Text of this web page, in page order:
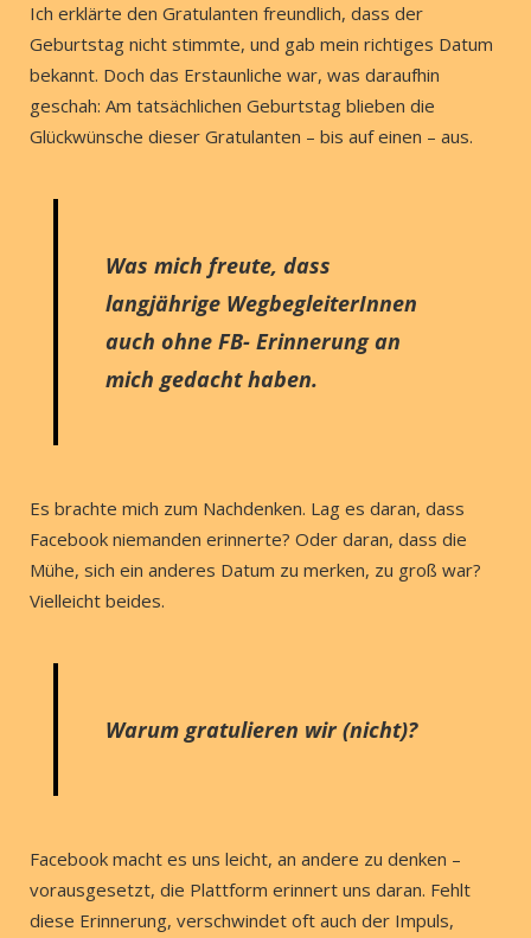
Ich erklärte den Gratulanten freundlich, dass der
Geburtstag nicht stimmte, und gab mein richtiges Datum
bekannt. Doch das Erstaunliche war, was daraufhin
geschah: Am tatsächlichen Geburtstag blieben die
Glückwünsche dieser Gratulanten – bis auf einen – aus.
Was mich freute, dass
langjährige WegbegleiterInnen
auch ohne FB- Erinnerungan
mich gedacht haben.
Es brachte mich zum Nachdenken. Lag es daran, dass
Facebook niemanden erinnerte? Oder daran, dass die
Mühe, sich ein anderes Datum zu merken, zu groß war?
Vielleicht beides.
Warum gratulieren wir (nicht)?
Facebook macht es uns leicht, an andere zu denken –
vorausgesetzt, die Plattform erinnert uns daran. Fehlt
diese Erinnerung, verschwindet oft auch der Impuls,